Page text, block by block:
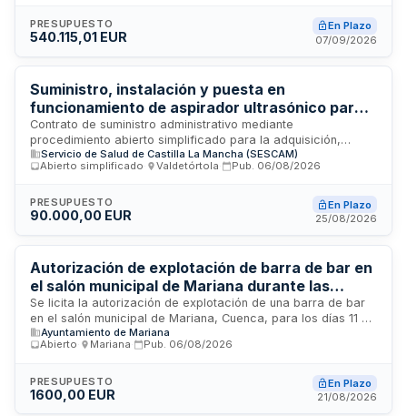
unidades de obra que deben realizarse simultáneamente por
un mismo agente ejecutor.
PRESUPUESTO
540.115,01 EUR
En Plazo
07/09/2026
Suministro, instalación y puesta en
funcionamiento de aspirador ultrasónico para
la Unidad de Neurocirugía del Hospital
Universitario de Cuenca
Contrato de suministro administrativo mediante
procedimiento abierto simplificado para la adquisición,
instalación y puesta en funcionamiento de un aspirador
ultrasónico destinado a la Unidad de Neurocirugía del
Ley 9/2017, de 8 de noviembre, de Contratos del Sector
Público, y su valor estimado se ajusta a los umbrales
suministro incluye las condiciones técnicas y características
especificadas en el pliego de prescripciones técnicas y en
el Anexo I.
Servicio de Salud de Castilla La Mancha (SESCAM)
Abierto simplificado
Valdetórtola Pub. 06/08/2026
PRESUPUESTO
90.000,00 EUR
En Plazo
25/08/2026
Autorización de explotación de barra de bar en
el salón municipal de Mariana durante las
Fiestas Patronales del Santísimo Cristo de la
Salud
Se licita la autorización de explotación de una barra de bar
en el salón municipal de Mariana, Cuenca, para los días 11 al
15 de septiembre de 2026, coincidiendo con las Fiestas
Patronales del Santísimo Cristo de la Salud. El adjudicatario
porción del espacio público, debiendo gestionar y explotar la
actividad con responsabilidad civil cubierta mediante seguro
Ayuntamiento de Mariana
Abierto
Mariana Pub. 06/08/2026
PRESUPUESTO
1600,00 EUR
En Plazo
21/08/2026